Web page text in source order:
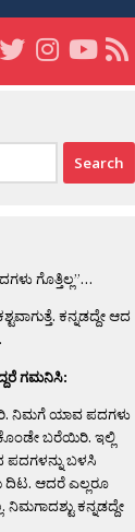
ಗೊತ್ತಿಲ್ಲ”…
ಕನ್ನಡದ್ದೇ ಆದ
ಗಮನಿಸಿ:
ನಿಮಗೆ ಯಾವ ಪದಗಳು
ಬರೆಯಿರಿ. ಇಲ್ಲಿ
ಪದಗಳನ್ನು ಬಳಸಿ
ದಿಟ. ಆದರೆ ಎಲ್ಲರೂ
ಕನ್ನಡದ್ದೇ